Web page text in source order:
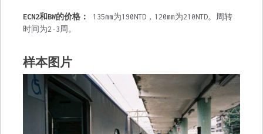
ECN2和BW的价格：
135mm为190NTD，120mm为210NTD。周转
时间为2-3周。
样本图片